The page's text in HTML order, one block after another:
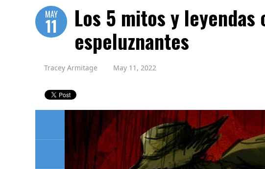
MAY
11
Los 5 mitos y leyendas
espeluznantes
Tracey Armitage May 11, 2022